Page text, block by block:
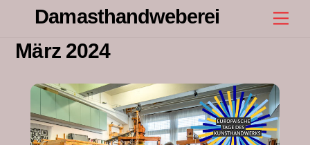
content
Damasthandweberei
März 2024